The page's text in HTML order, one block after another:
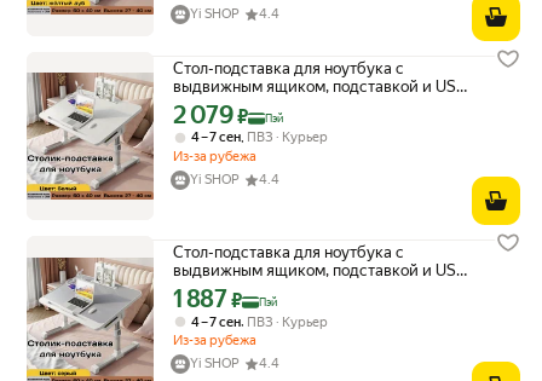
Yi SHOP
4.4
Стол-подставка для ноутбука с
выдвижным ящиком, подставкой и USB,
белый, маленький домашний рабочий
компьютерный столик
Цена с картой Яндекс Пэй 2079 ₽ вместо
2 079₽ Пэй
4 – 7 сен ПВЗ
Курьер
Из-за рубежа
Yi SHOP
4.4
Стол-подставка для ноутбука с
выдвижным ящиком, подставкой и USB,
серый, маленький домашний рабочий
компьютерный столик
Цена с картой Яндекс Пэй 1887 ₽ вместо
1 887₽ Пэй
4 – 7 сен, ПВЗ
Курьер
Из-за рубежа
Yi SHOP
4.4